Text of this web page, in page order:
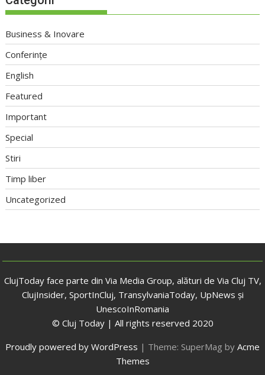
Business & Inovare
Conferințe
English
Featured
Important
Special
Stiri
Timp liber
Uncategorized
ClujToday face parte din Via Media Group, alături de Via Cluj TV,
ClujInsider, SportInCluj, TransylvaniaToday, UpNews și
UnescoInRomania
© Cluj Today | All rights reserved 2020
Proudly powered by WordPress | Theme: SuperMag by Acme
Themes